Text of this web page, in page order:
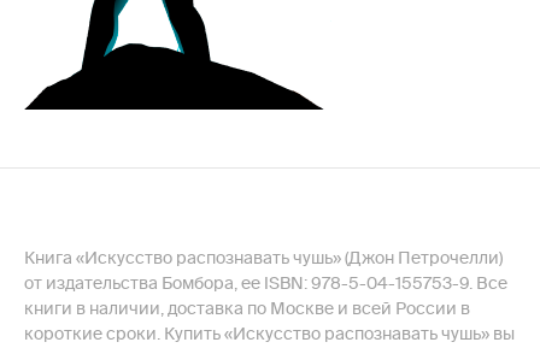
Книга «Искусство распознавать чушь» (Джон Петрочелли)
от издательства Бомбора, ее ISBN: 978-5-04-155753-9. Все
книги в наличии, доставка по Москве и всей России в
короткие сроки. Купить «Искусство распознавать чушь» вы